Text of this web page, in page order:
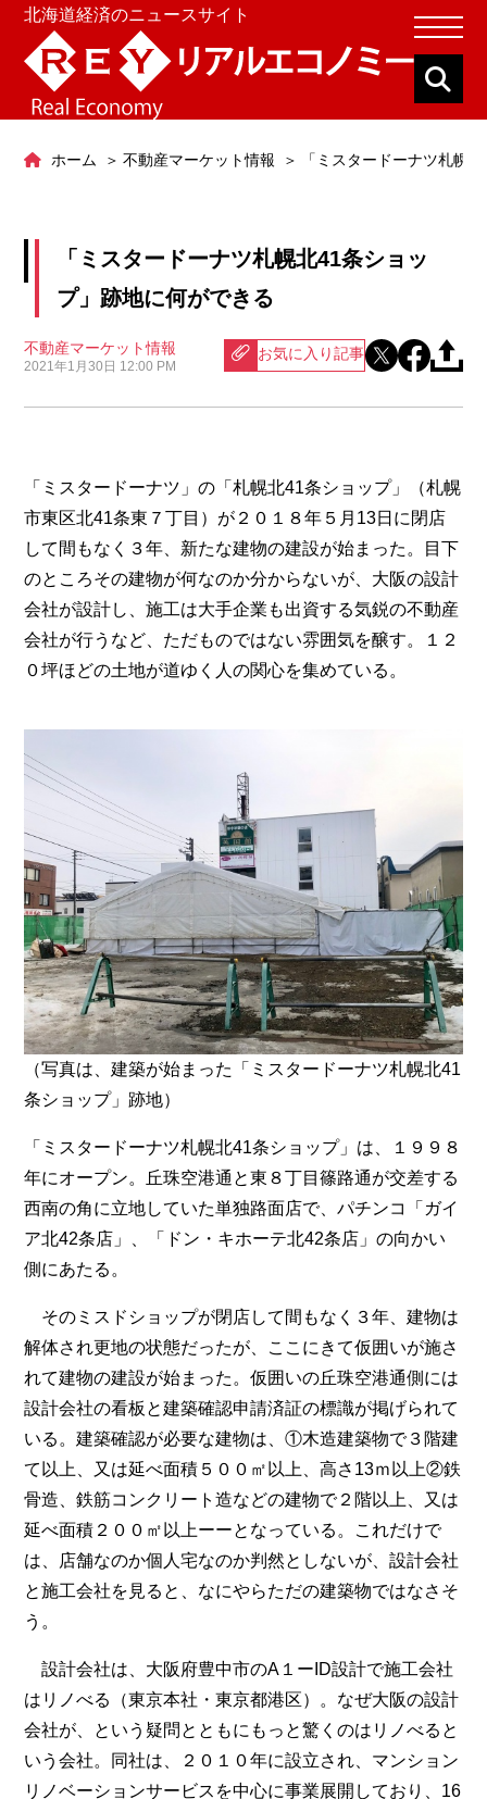
北海道経済のニュースサイト
ホーム 不動産マーケット情報 「ミスタードーナツ札幌
「ミスタードーナツ札幌北41条ショッ
プ」跡地に何ができる
不動産マーケット情報
2021年1月30日 12:00 PM
お気に入り記事
「ミスタードーナツ」の「札幌北41条ショップ」（札幌
市東区北41条東７丁目）が２０１８年５月13日に閉店
して間もなく３年、新たな建物の建設が始まった。目下
のところその建物が何なのか分からないが、大阪の設計
会社が設計し、施工は大手企業も出資する気鋭の不動産
会社が行うなど、ただものではない雰囲気を醸す。１２
０坪ほどの土地が道ゆく人の関心を集めている。
（写真は、建築が始まった「ミスタードーナツ札幌北41
条ショップ」跡地）
「ミスタードーナツ札幌北41条ショップ」は、１９９８
年にオープン。丘珠空港通と東８丁目篠路通が交差する
西南の角に立地していた単独路面店で、パチンコ「ガイ
ア北42条店」、「ドン・キホーテ北42条店」の向かい
側にあたる。
そのミスドショップが閉店して間もなく３年、建物は
解体され更地の状態だったが、ここにきて仮囲いが施さ
れて建物の建設が始まった。仮囲いの丘珠空港通側には
設計会社の看板と建築確認申請済証の標識が掲げられて
いる。建築確認が必要な建物は、①木造建築物で３階建
て以上、又は延べ面積５００㎡以上、高さ13ｍ以上②鉄
骨造、鉄筋コンクリート造などの建物で２階以上、又は
延べ面積２００㎡以上ーーとなっている。これだけで
は、店舗なのか個人宅なのか判然としないが、設計会社
と施工会社を見ると、なにやらただの建築物ではなさそ
う。
設計会社は、大阪府豊中市のA１ーID設計で施工会社
はリノべる（東京本社・東京都港区）。なぜ大阪の設計
会社が、という疑問とともにもっと驚くのはリノべると
いう会社。同社は、２０１０年に設立され、マンション
リノベーションサービスを中心に事業展開しており、16